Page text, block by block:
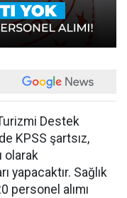
Turizmi Destek
KPSS şartsız,
olarak
yapacaktır. Sağlık
personel alımı